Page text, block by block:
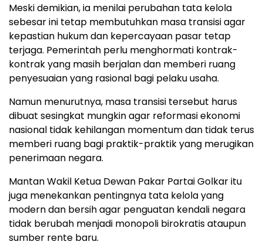
Meski demikian, ia menilai perubahan tata kelola
sebesar ini tetap membutuhkan masa transisi agar
kepastian hukum dan kepercayaan pasar tetap
terjaga. Pemerintah perlu menghormati kontrak-
kontrak yang masih berjalan dan memberi ruang
penyesuaian yang rasional bagi pelaku usaha.
Namun menurutnya, masa transisi tersebut harus
dibuat sesingkat mungkin agar reformasi ekonomi
nasional tidak kehilangan momentum dan tidak terus
memberi ruang bagi praktik-praktik yang merugikan
penerimaan negara.
Mantan Wakil Ketua Dewan Pakar Partai Golkar itu
juga menekankan pentingnya tata kelola yang
modern dan bersih agar penguatan kendali negara
tidak berubah menjadi monopoli birokratis ataupun
sumber rente baru.